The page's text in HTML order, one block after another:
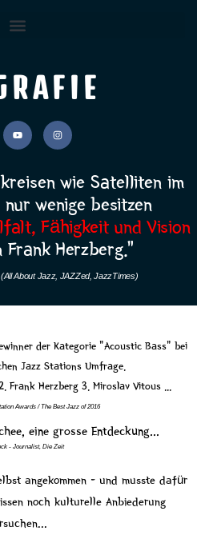
wie Satelliten im
wenige besitzen
Fähigkeit undVision
Frank Herzberg.”
About Jazz, JAZZed, JazzTimes)
der Kategorie "Acoustic Bass" bei
Jazz Stations Umfrage.
Frank Herzberg 3. Miroslav Vitous ...
Awards / The Best Jazz of 2016
eine grosse Entdeckung...
- Journalist, Die Zeit
angekommen - und musste dafür
noch kulturelle Anbiederung